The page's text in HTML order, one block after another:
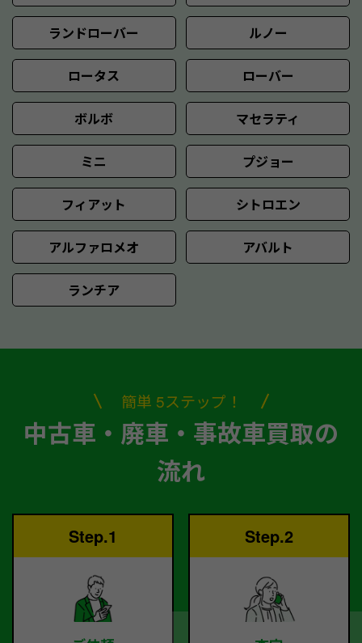
ランドローバー ルノー
ロータス ローバー
ボルボ マセラティ
ミニ プジョー
フィアット シトロエン
アルファロメオ アバルト
ランチア
簡単 5ステップ！
中古車・廃車・事故車買取の
流れ
Step.1 Step.2